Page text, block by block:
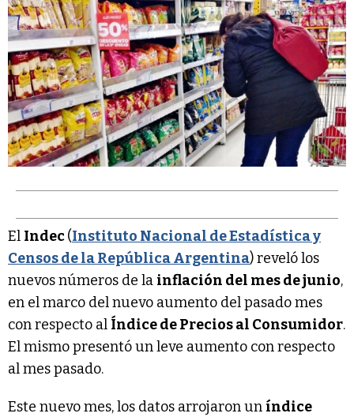
El Indec(Instituto Nacional de Estadística y
Censos de la República Argentina) reveló los
nuevos números de la inflación del mes de junio,
en el marco del nuevo aumento del pasado mes
con respecto al Índice de Precios al Consumidor.
El mismo presentó un leve aumento con respecto
al mes pasado.
Este nuevo mes, los datos arrojaron un índice